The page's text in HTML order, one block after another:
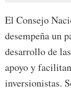
El Consejo
desempeña un
desarrollo de
apoyo y
inversionistas.